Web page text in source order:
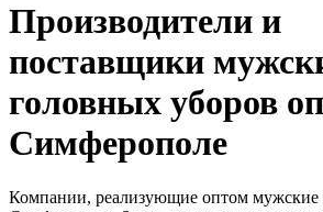
Производители и
поставщики
головных уборов
Симферополе
Компании, реализующие оптом мужские